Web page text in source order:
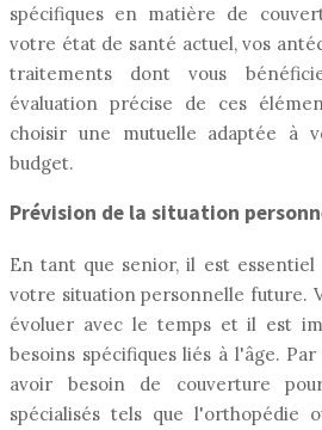
spécifiques en matière de
votre état de santé actuel, vos
traitements dont vous
évaluation précise de ces
choisir une mutuelle adaptée à
budget.
Prévision de la situation
En tant que senior, il est
votre situation personnelle future.
évoluer avec le temps et il est
besoins spécifiques liés à l'âge.
avoir besoin de couverture
spécialisés tels que l'orthopédie